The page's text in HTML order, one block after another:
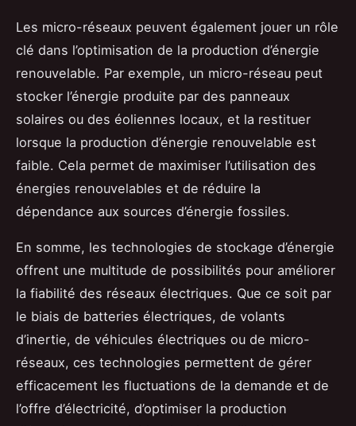
Les micro-réseaux peuvent également jouer un rôle
clé dans l’optimisation de la production d’énergie
renouvelable. Par exemple, un micro-réseau peut
stocker l’énergie produite par des panneaux
solaires ou des éoliennes locaux, et la restituer
lorsque la production d’énergie renouvelable est
faible. Cela permet de maximiser l’utilisation des
énergies renouvelables et de réduire la
dépendance aux sources d’énergie fossiles.
En somme, les technologies de stockage d’énergie
offrent une multitude de possibilités pour améliorer
la fiabilité des réseaux électriques. Que ce soit par
le biais de batteries électriques, de volants
d’inertie, de véhicules électriques ou de micro-
réseaux, ces technologies permettent de gérer
efficacement les fluctuations de la demande et de
l’offre d’électricité, d’optimiser la production